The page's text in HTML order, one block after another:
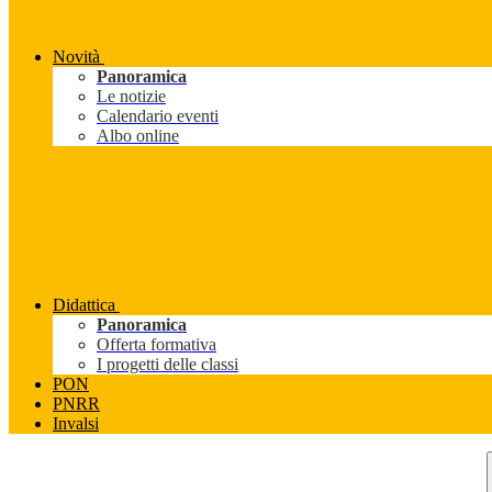
Novità
Panoramica
Le notizie
Calendario eventi
Albo online
Didattica
Panoramica
Offerta formativa
I progetti delle classi
PON
PNRR
Invalsi